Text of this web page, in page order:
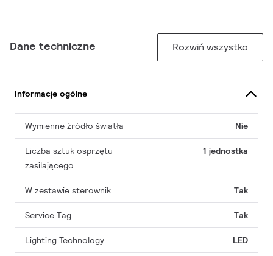
Dane techniczne Rozwiń wszystko
Informacje ogólne
Wymienne źródło światła Nie
Liczba sztuk osprzętu
zasilającego
1 jednostka
W zestawie sterownik Tak
Service Tag Tak
Lighting Technology LED